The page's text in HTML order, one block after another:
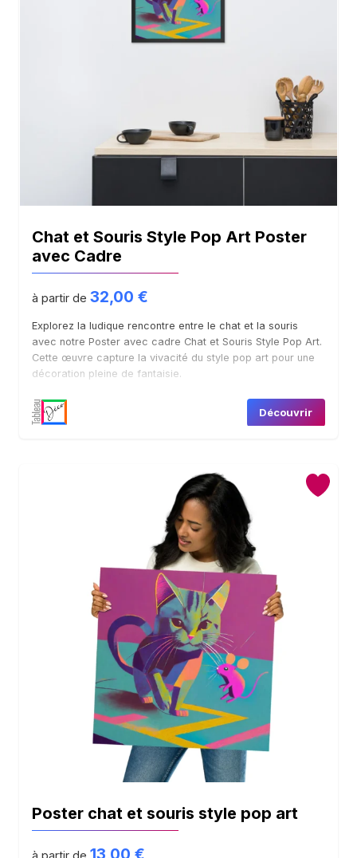
Accueil
Boutique
Mon compte
Chat et Souris Style Pop Art Poster
avec Cadre
à partir de 32,00 €
Explorez la ludique rencontre entre le chat et la souris
avec notre Poster avec cadre Chat et Souris Style Pop Art.
Cette œuvre capture la vivacité du style pop art pour une
décoration pleine de fantaisie.
Découvrir
Poster chat et souris style pop art
à partir de 13,00 €